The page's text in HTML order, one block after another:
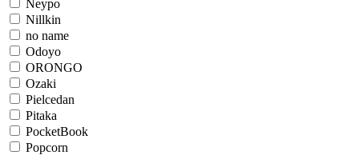
Neypo
Nillkin
no name
Odoyo
ORONGO
Ozaki
Pielcedan
Pitaka
PocketBook
Popcorn